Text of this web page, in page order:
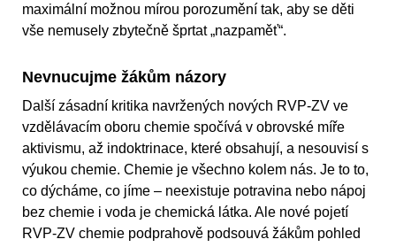
maximální možnou mírou porozumění tak, aby se děti
vše nemusely zbytečně šprtat „nazpaměť“.
Nevnucujme žákům názory
Další zásadní kritika navržených nových RVP-ZV ve
vzdělávacím oboru chemie spočívá v obrovské míře
aktivismu, až indoktrinace, které obsahují, a nesouvisí s
výukou chemie. Chemie je všechno kolem nás. Je to to,
co dýcháme, co jíme – neexistuje potravina nebo nápoj
bez chemie i voda je chemická látka. Ale nové pojetí
RVP-ZV chemie podprahově podsouvá žákům pohled